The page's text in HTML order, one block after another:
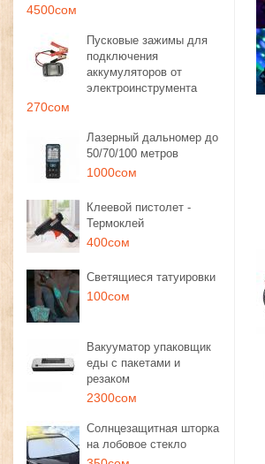
4500сом
Пусковые зажимы для
подключения
аккумуляторов от
электроинструмента
270сом
Лазерный дальномер до
50/70/100 метров
1000сом
Клеевой пистолет -
Термоклей
400сом
Светящиеся татуировки
100сом
Вакууматор упаковщик
еды с пакетами и
резаком
2300сом
Солнцезащитная шторка
на лобовое стекло